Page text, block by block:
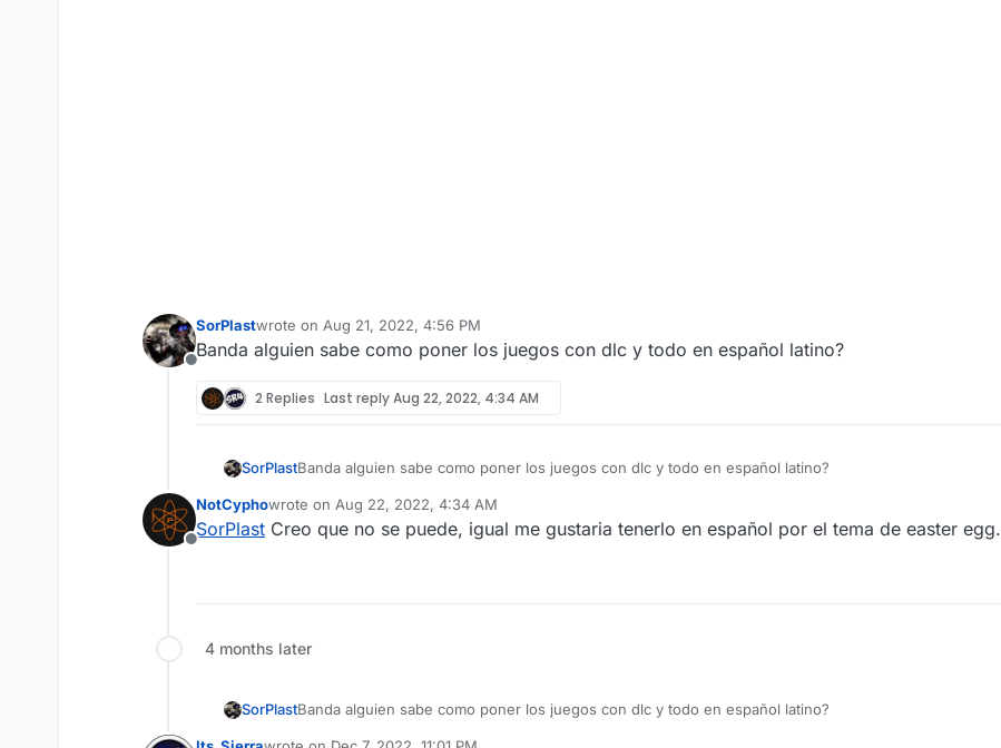
Offline
SorPlastwrote on Aug 21, 2022, 4:56 PM
last edited by
Banda alguien sabe como poner los juegos con dlc y todo en español latino?
2 Replies Last replyAug 22, 2022, 4:34 AM
SorPlastBanda alguien sabe como poner los juegos con dlc y todo en español latino?
Offline
NotCyphowrote on Aug 22, 2022, 4:34 AM
last edited by
SorPlast Creo que no se puede, igual me gustaria tenerlo en español por el tema de easter egg.
4 months later
SorPlastBanda alguien sabe como poner los juegos con dlc y todo en español latino?